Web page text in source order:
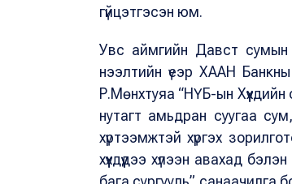
гүйцэтгэсэн юм.
Увс аймгийн Давст сумын
нээлтийн үеэр ХААН Банкны
Р.Мөнхтуяа “НҮБ-ын
нутагт амьдран суугаа сум,
хүртээмжтэй хүргэх
хүүхдүүдээ хүлээн авахад